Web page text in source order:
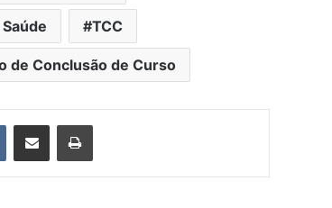
TCC
de Conclusão de Curso
VK Compartilhar via e-mail Imprimir